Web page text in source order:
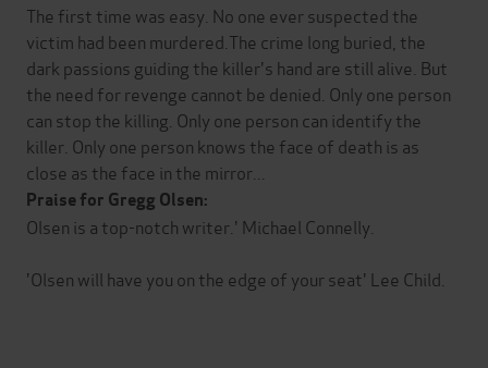
The first time was easy. No one ever suspected the
victim had been murdered.The crime long buried, the
dark passions guiding the killer's hand are still alive. But
the need for revenge cannot be denied. Only one person
can stop the killing. Only one person can identify the
killer. Only one person knows the face of death is as
close as the face in the mirror...
Praise for Gregg Olsen:
Olsen is a top-notch writer.' Michael Connelly.
'Olsen will have you on the edge of your seat' Lee Child.